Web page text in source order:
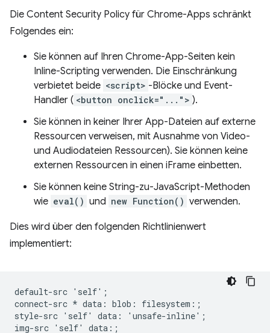
Die Content Security Policy für Chrome-Apps schränkt
Folgendes ein:
Sie können auf Ihren Chrome-App-Seiten kein
Inline-Scripting verwenden. Die Einschränkung
verbietet beide <script> -Blöcke und Event-
Handler ( <button onclick="..."> ).
Sie können in keiner Ihrer App-Dateien auf externe
Ressourcen verweisen, mit Ausnahme von Video-
und Audiodateien Ressourcen). Sie können keine
externen Ressourcen in einen iFrame einbetten.
Sie können keine String-zu-JavaScript-Methoden
wie eval() und new Function() verwenden.
Dies wird über den folgenden Richtlinienwert
implementiert:
default-src 'self';
connect-src * data: blob: filesystem:;
style-src 'self' data: 'unsafe-inline';
img-src 'self' data:;